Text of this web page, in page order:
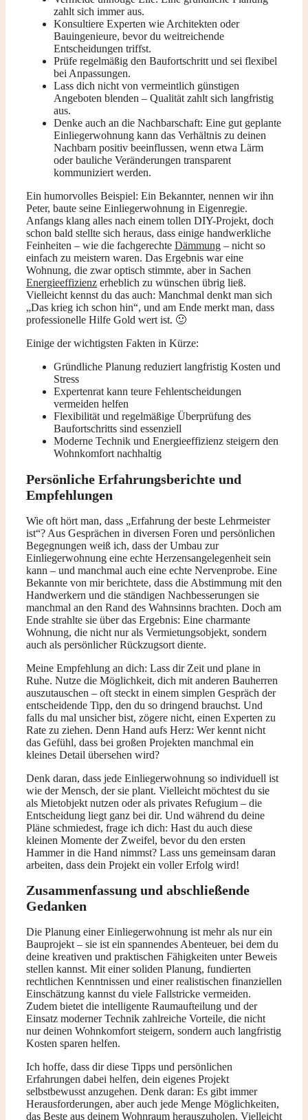
zahlt sich immer aus.
Konsultiere Experten wie Architekten oder
Bauingenieure, bevor du weitreichende
Entscheidungen triffst.
Prüfe regelmäßig den Baufortschritt und sei flexibel
bei Anpassungen.
Lass dich nicht von vermeintlich günstigen
Angeboten blenden – Qualität zahlt sich langfristig
aus.
Denke auch an die Nachbarschaft: Eine gut geplante
Einliegerwohnung kann das Verhältnis zu deinen
Nachbarn positiv beeinflussen, wenn etwa Lärm
oder bauliche Veränderungen transparent
kommuniziert werden.
Ein humorvolles Beispiel: Ein Bekannter, nennen wir ihn
Peter, baute seine Einliegerwohnung in Eigenregie.
Anfangs klang alles nach einem tollen DIY-Projekt, doch
schon bald stellte sich heraus, dass einige handwerkliche
Feinheiten – wie die fachgerechte Dämmung – nicht so
einfach zu meistern waren. Das Ergebnis war eine
Wohnung, die zwar optisch stimmte, aber in Sachen
Energieeffizienz erheblich zu wünschen übrig ließ.
Vielleicht kennst du das auch: Manchmal denkt man sich
„Das krieg ich schon hin“, und am Ende merkt man, dass
professionelle Hilfe Gold wert ist. 🙂
Einige der wichtigsten Fakten in Kürze:
Gründliche Planung reduziert langfristig Kosten und
Stress
Expertenrat kann teure Fehlentscheidungen
vermeiden helfen
Flexibilität und regelmäßige Überprüfung des
Baufortschritts sind essenziell
Moderne Technik und Energieeffizienz steigern den
Wohnkomfort nachhaltig
Persönliche Erfahrungsberichte und
Empfehlungen
Wie oft hört man, dass „Erfahrung der beste Lehrmeister
ist“? Aus Gesprächen in diversen Foren und persönlichen
Begegnungen weiß ich, dass der Umbau zur
Einliegerwohnung eine echte Herzensangelegenheit sein
kann – und manchmal auch eine echte Nervenprobe. Eine
Bekannte von mir berichtete, dass die Abstimmung mit den
Handwerkern und die ständigen Nachbesserungen sie
manchmal an den Rand des Wahnsinns brachten. Doch am
Ende strahlte sie über das Ergebnis: Eine charmante
Wohnung, die nicht nur als Vermietungsobjekt, sondern
auch als persönlicher Rückzugsort diente.
Meine Empfehlung an dich: Lass dir Zeit und plane in
Ruhe. Nutze die Möglichkeit, dich mit anderen Bauherren
auszutauschen – oft steckt in einem simplen Gespräch der
entscheidende Tipp, den du so dringend brauchst. Und
falls du mal unsicher bist, zögere nicht, einen Experten zu
Rate zu ziehen. Denn Hand aufs Herz: Wer kennt nicht
das Gefühl, dass bei großen Projekten manchmal ein
kleines Detail übersehen wird?
Denk daran, dass jede Einliegerwohnung so individuell ist
wie der Mensch, der sie plant. Vielleicht möchtest du sie
als Mietobjekt nutzen oder als privates Refugium – die
Entscheidung liegt ganz bei dir. Und während du deine
Pläne schmiedest, frage ich dich: Hast du auch diese
kleinen Momente der Zweifel, bevor du den ersten
Hammer in die Hand nimmst? Lass uns gemeinsam daran
arbeiten, dass dein Projekt ein voller Erfolg wird!
Zusammenfassung und abschließende
Gedanken
Die Planung einer Einliegerwohnung ist mehr als nur ein
Bauprojekt – sie ist ein spannendes Abenteuer, bei dem du
deine kreativen und praktischen Fähigkeiten unter Beweis
stellen kannst. Mit einer soliden Planung, fundierten
rechtlichen Kenntnissen und einer realistischen finanziellen
Einschätzung kannst du viele Fallstricke vermeiden.
Zudem bietet die intelligente Raumaufteilung und der
Einsatz moderner Technik zahlreiche Vorteile, die nicht
nur deinen Wohnkomfort steigern, sondern auch langfristig
Kosten sparen helfen.
Ich hoffe, dass dir diese Tipps und persönlichen
Erfahrungen dabei helfen, dein eigenes Projekt
selbstbewusst anzugehen. Denk daran: Es gibt immer
Herausforderungen, aber auch jede Menge Möglichkeiten,
das Beste aus deinem Wohnraum herauszuholen. Vielleicht